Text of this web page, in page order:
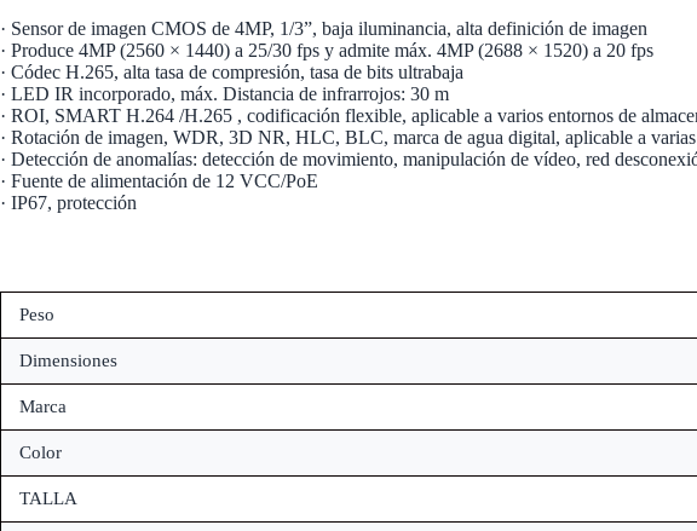
· Sensor de imagen CMOS de 4MP, 1/3”, baja iluminancia, alta definición de imagen
· Produce 4MP (2560 × 1440) a 25/30 fps y admite máx. 4MP (2688 × 1520) a 20 fps
· Códec H.265, alta tasa de compresión, tasa de bits ultrabaja
· LED IR incorporado, máx. Distancia de infrarrojos: 30 m
· ROI, SMART H.264 /H.265 , codificación flexible, aplicable a varios entornos de
· Rotación de imagen, WDR, 3D NR, HLC, BLC, marca de agua digital, aplicable a varias
· Detección de anomalías: detección de movimiento, manipulación de vídeo, red
· Fuente de alimentación de 12 VCC/PoE
· IP67, protección
Peso
Dimensiones
Marca
Color
TALLA